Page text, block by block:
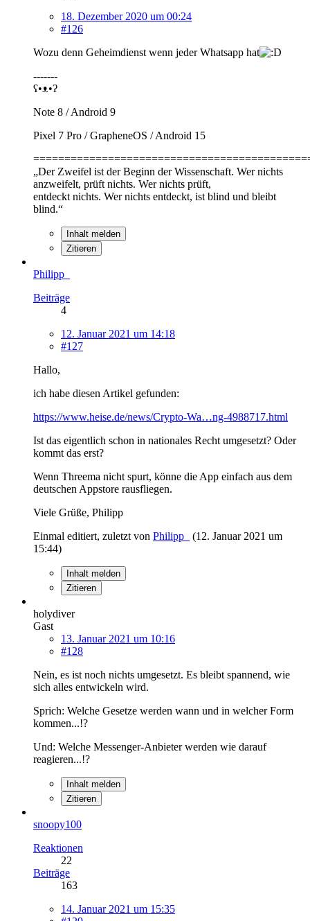
18. Dezember 2020 um 00:24
#126
Wozu denn Geheimdienst wenn jeder Whatsapp hat
-------
ʕ•ᴥ•ʔ
Note 8 / Android 9
Pixel 7 Pro / GrapheneOS / Android 15
„Der Zweifel ist der Beginn der Wissenschaft. Wer nichts
anzweifelt, prüft nichts. Wer nichts prüft,
entdeckt nichts. Wer nichts entdeckt, ist blind und bleibt
blind.“
Inhalt melden
Zitieren
Philipp_
Beiträge
4
12. Januar 2021 um 14:18
#127
Hallo,
ich habe diesen Artikel gefunden:
https://www.heise.de/news/Crypto-Wa…ng-4988717.html
Ist das eigentlich schon in nationales Recht umgesetzt? Oder
kommt das erst?
Wenn Threema nicht spurt, könne die App einfach aus dem
deutschen Appstore rausfliegen.
Viele Grüße, Philipp
Einmal editiert, zuletzt von Philipp_ (12. Januar 2021 um
15:44)
Inhalt melden
Zitieren
holydiver
Gast
13. Januar 2021 um 10:16
#128
Nein, es ist noch nichts umgesetzt. Es bleibt spannend, wie
sich alles entwickeln wird.
Sprich: Welche Gesetze werden wann und in welcher Form
kommen...!?
Und: Welche Messenger-Anbieter werden wie darauf
reagieren...!?
Inhalt melden
Zitieren
snoopy100
Reaktionen
22
Beiträge
163
14. Januar 2021 um 15:35